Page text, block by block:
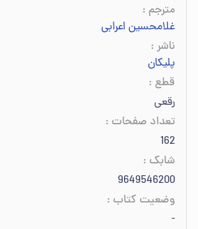
مترجم :
غلامحسین اعرابی
ناشر :
پلیکان
قطع :
رقعی
تعداد صفحات :
162
شابک :
9649546200
وضعیت کتاب :
-